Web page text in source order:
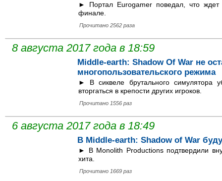
► Портал Eurogamer поведал, что
финале.
Прочитано 2562 раза
8 августа 2017 года в 18:59
Middle-earth: Shadow Of War не
многопользовательского режима
► В сиквеле брутального симулятора
вторгаться в крепости других игроков.
Прочитано 1556 раз
6 августа 2017 года в 18:49
В Middle-earth: Shadow of War
► В Monolith Productions подтвердили
хита.
Прочитано 1669 раз